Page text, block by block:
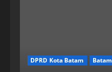
DPRD Kota Batam Batam